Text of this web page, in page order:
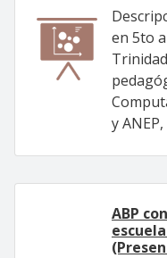
en 5to
y
ABP